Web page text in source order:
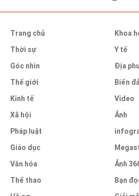
Trang chủ
Thời sự
Góc nhìn
Thế giới
Kinh tế
Xã hội
Pháp luật
Giáo dục
Văn hóa
Thể thao
Khoa
Y tế
Địa
Biển
Video
Ảnh
Ảnh
Bạn